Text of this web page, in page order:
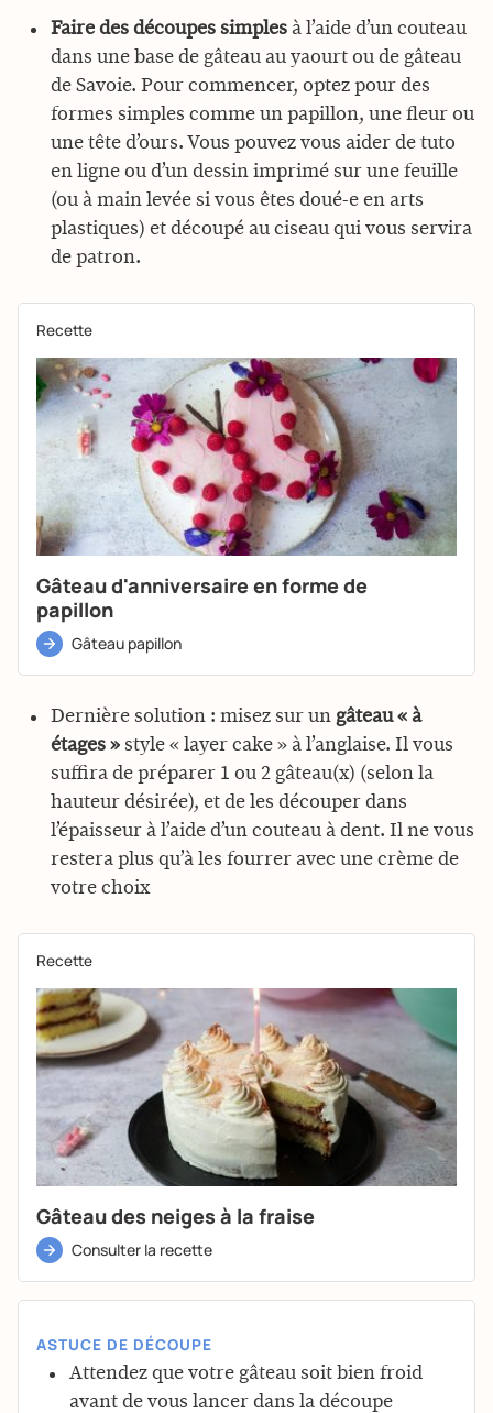
Faire des découpes simples à l’aide d’un couteau
dans une base de gâteau au yaourt ou de gâteau
de Savoie. Pour commencer, optez pour des
formes simples comme un papillon, une fleur ou
une tête d’ours. Vous pouvez vous aider de tuto
en ligne ou d’un dessin imprimé sur une feuille
(ou à main levée si vous êtes doué-e en arts
plastiques) et découpé au ciseau qui vous servira
de patron.
Recette
Gâteau d'anniversaire en forme de
papillon
Gâteau papillon
Dernière solution : misez sur un gâteau « à
étages » style « layer cake » à l’anglaise. Il vous
suffira de préparer 1 ou 2 gâteau(x) (selon la
hauteur désirée), et de les découper dans
l’épaisseur à l’aide d’un couteau à dent. Il ne vous
restera plus qu’à les fourrer avec une crème de
votre choix
Recette
Gâteau des neiges à la fraise
Consulter la recette
ASTUCE DE DÉCOUPE
Attendez que votre gâteau soit bien froid
avant de vous lancer dans la découpe